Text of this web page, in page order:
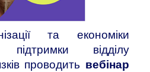
та економіки
відділу
проводить вебінар